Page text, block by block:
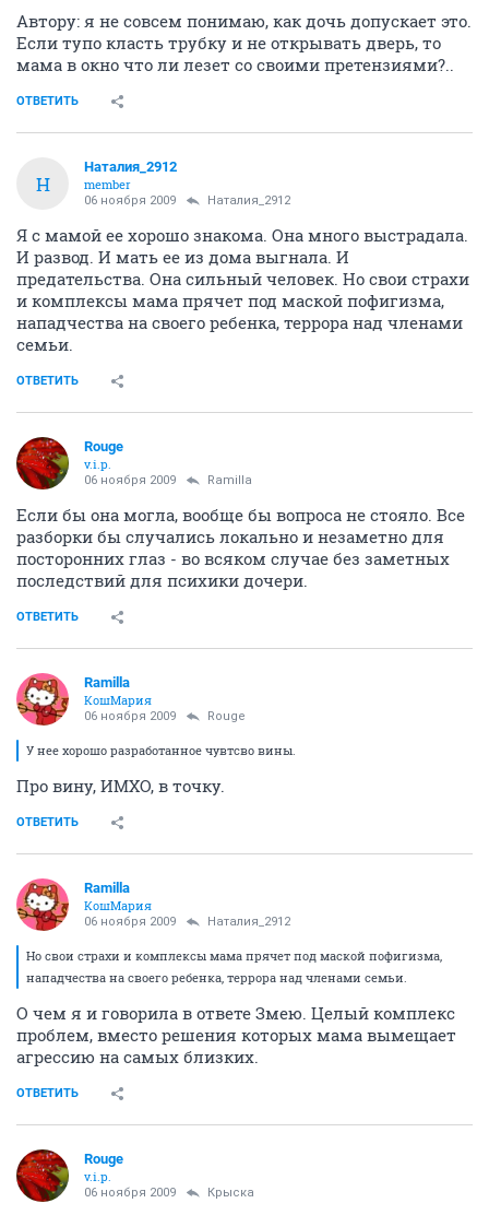
Автору: я не совсем понимаю, как дочь допускает это.
Если тупо класть трубку и не открывать дверь, то
мама в окно что ли лезет со своими претензиями?..
ОТВЕТИТЬ
Н
Наталия_2912
member
06 ноября 2009 Наталия_2912
Я с мамой ее хорошо знакома. Она много выстрадала.
И развод. И мать ее из дома выгнала. И
предательства. Она сильный человек. Но свои страхи
и комплексы мама прячет под маской пофигизма,
нападчества на своего ребенка, террора над членами
семьи.
ОТВЕТИТЬ
Rouge
v.i.p.
06 ноября 2009 Ramilla
Если бы она могла, вообще бы вопроса не стояло. Все
разборки бы случались локально и незаметно для
посторонних глаз - во всяком случае без заметных
последствий для психики дочери.
ОТВЕТИТЬ
Ramilla
КошМария
06 ноября 2009 Rouge
У нее хорошо разработанное чувтсво вины.
Про вину, ИМХО, в точку.
ОТВЕТИТЬ
Ramilla
КошМария
06 ноября 2009 Наталия_2912
Но свои страхи и комплексы мама прячет под маской пофигизма,
нападчества на своего ребенка, террора над членами семьи.
О чем я и говорила в ответе Змею. Целый комплекс
проблем, вместо решения которых мама вымещает
агрессию на самых близких.
ОТВЕТИТЬ
Rouge
v.i.p.
06 ноября 2009 Крыска